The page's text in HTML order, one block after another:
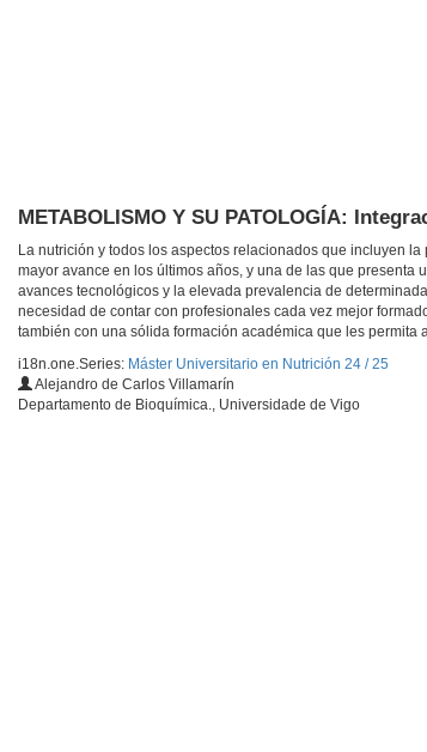
METABOLISMO Y SU PATOLOGÍA:
La nutrición y todos los aspectos relacionados que incluyen
mayor avance en los últimos años, y una de las que
avances tecnológicos y la elevada prevalencia de
necesidad de contar con profesionales cada vez mejor
también con una sólida formación académica que les
i18n.one.Series: Máster Universitario en Nutrición 24 / 25
Alejandro de Carlos Villamarín
Departamento de Bioquímica., Universidade de Vigo